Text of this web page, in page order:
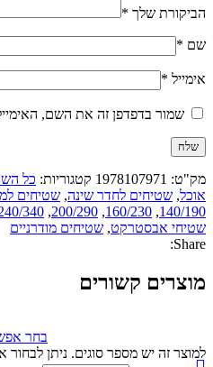
הביקורת שלך *
שם *
אימייל *
שמור בדפדפן זה את השם,
מק"ט: 1978107971 קטגוריות: כל
אוכל, שטיחים לחדר שינה, שטיחים
140/190
,
160/230
,
200/290
,
340
שטיחי אבסטרקט, שטיחים מודרניים
Share:
מוצרים קשורים
בחר
למוצר זה יש מספר סוגים. ניתן